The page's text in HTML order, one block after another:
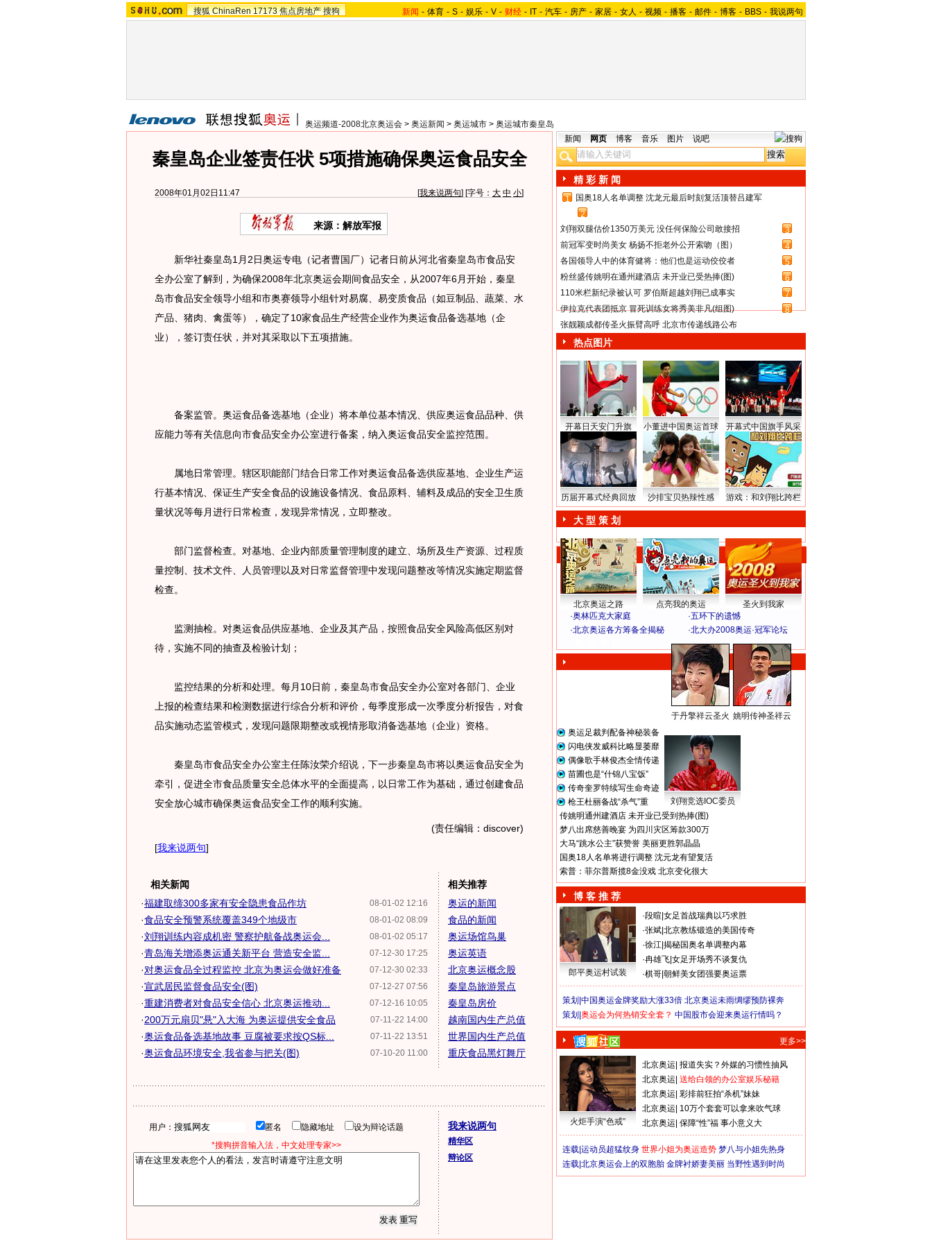
搜狐 ChinaRen 17173 焦点房地产 搜狗 新闻 - 体育 - S - 娱乐 - V - 财经 - IT - 汽车 - 房产 - 家居 - 女人 - 视频 - 播客 - 邮件 - 博客 - BBS - 我说两句
奥运频道-2008北京奥运会 > 奥运新闻 > 奥运城市 > 奥运城市秦皇岛
秦皇岛企业签责任状 5项措施确保奥运食品安全
2008年01月02日11:47 [我来说两句] [字号： 大 中 小]
来源：解放军报
新华社秦皇岛1月2日奥运专电（记者曹国厂）记者日前从河北省秦皇岛市食品安
全办公室了解到，为确保2008年北京奥运会期间食品安全，从2007年6月开始，秦皇
岛市食品安全领导小组和市奥赛领导小组针对易腐、易变质食品（如豆制品、蔬菜、水
产品、猪肉、禽蛋等），确定了10家食品生产经营企业作为奥运食品备选基地（企
业），签订责任状，并对其采取以下五项措施。
备案监管。奥运食品备选基地（企业）将本单位基本情况、供应奥运食品品种、供
应能力等有关信息向市食品安全办公室进行备案，纳入奥运食品安全监控范围。
属地日常管理。辖区职能部门结合日常工作对奥运食品备选供应基地、企业生产运
行基本情况、保证生产安全食品的设施设备情况、食品原料、辅料及成品的安全卫生质
量状况等每月进行日常检查，发现异常情况，立即整改。
部门监督检查。对基地、企业内部质量管理制度的建立、场所及生产资源、过程质
量控制、技术文件、人员管理以及对日常监督管理中发现问题整改等情况实施定期监督
检查。
监测抽检。对奥运食品供应基地、企业及其产品，按照食品安全风险高低区别对
待，实施不同的抽查及检验计划；
监控结果的分析和处理。每月10日前，秦皇岛市食品安全办公室对各部门、企业
上报的检查结果和检测数据进行综合分析和评价，每季度形成一次季度分析报告，对食
品实施动态监管模式，发现问题限期整改或视情形取消备选基地（企业）资格。
秦皇岛市食品安全办公室主任陈汝荣介绍说，下一步秦皇岛市将以奥运食品安全为
牵引，促进全市食品质量安全总体水平的全面提高，以日常工作为基础，通过创建食品
安全放心城市确保奥运食品安全工作的顺利实施。
(责任编辑：discover)
[我来说两句]
相关新闻
08-01-02 12:16
·福建取缔300多家有安全隐患食品作坊
08-01-02 08:09
·食品安全预警系统覆盖349个地级市
08-01-02 05:17
·刘翔训练内容成机密 警察护航备战奥运会...
07-12-30 17:25
·青岛海关增添奥运通关新平台 营造安全监...
07-12-30 02:33
·对奥运食品全过程监控 北京为奥运会做好准备
07-12-27 07:56
·宣武居民监督食品安全(图)
07-12-16 10:05
·重建消费者对食品安全信心 北京奥运推动...
07-11-22 14:00
·200万元扇贝"悬"入大海 为奥运提供安全食品
07-11-22 13:51
·奥运食品备选基地故事 豆腐被要求按QS标...
07-10-20 11:00
·奥运食品环境安全,我省参与把关(图)
相关推荐
奥运的新闻
食品的新闻
奥运场馆鸟巢
奥运英语
北京奥运概念股
秦皇岛旅游景点
秦皇岛房价
越南国内生产总值
世界国内生产总值
重庆食品黑灯舞厅
用户： 匿名 隐藏地址
设为辩论话题
*搜狗拼音输入法，中文处理专家>>
我来说两句
精华区
辩论区
新闻 网页 博客 音乐 图片 说吧
精 彩 新 闻
1
国奥18人名单调整 沈龙元最后时刻复活顶替吕建军
2
刘翔双腿估价1350万美元 没任何保险公司敢接招
3
前冠军变时尚美女 杨扬不拒老外公开索吻（图）
4
各国领导人中的体育健将：他们也是运动佼佼者
5
粉丝盛传姚明在通州建酒店 未开业已受热捧(图)
6
110米栏新纪录被认可 罗伯斯超越刘翔已成事实
7
伊拉克代表团抵京 冒死训练女将秀美非凡(组图)
8
张靓颖成都传圣火振臂高呼 北京市传递线路公布
热点图片
开幕日天安门升旗 小董进中国奥运首球 开幕式中国旗手风采
历届开幕式经典回放 沙排宝贝热辣性感 游戏：和刘翔比跨栏
大 型 策 划
北京奥运之路 点亮我的奥运
圣火到我家
·奥林匹克大家庭 ·五环下的遗憾
·北京奥运各方筹备全揭秘 ·北大办2008奥运·冠军论坛
于丹擎祥云圣火 姚明传神圣祥云
奥运足裁判配备神秘装备
闪电侠发威科比略显萎靡
偶像歌手林俊杰全情传递
苗圃也是“什锦八宝饭”
传奇奎罗特续写生命奇迹
枪王杜丽备战“杀气”重
刘翔竞选IOC委员
传姚明通州建酒店 未开业已受到热捧(图)
梦八出席慈善晚宴 为四川灾区筹款300万
大马“跳水公主”获赞誉 美丽更胜郭晶晶
国奥18人名单将进行调整 沈元龙有望复活
索普：菲尔普斯揽8金没戏 北京变化很大
博 客 推 荐
郎平奥运村试装
·段暄 女足首战瑞典以巧求胜
·张斌 北京教练锻造的美国传奇
·徐江 揭秘国奥名单调整内幕
·冉雄飞 女足开场秀不谈复仇
·棋哥 朝鲜美女团强要奥运票
策划| 中国奥运金牌奖励大涨33倍 北京奥运未雨绸缪预防裸奔
策划| 奥运会为何热销安全套？ 中国股市会迎来奥运行情吗？
更多>>
火炬手演“色戒”
北京奥运 报道失实？外媒的习惯性抽风
北京奥运 送给白领的办公室娱乐秘籍
北京奥运 彩排前狂拍“杀机”妹妹
北京奥运 10万个套套可以拿来吹气球
北京奥运 保障“性”福 事小意义大
连载| 运动员超猛纹身 世界小姐为奥运造势 梦八与小姐先热身
连载| 北京奥运会上的双胞胎 金牌衬娇妻美丽 当野性遇到时尚